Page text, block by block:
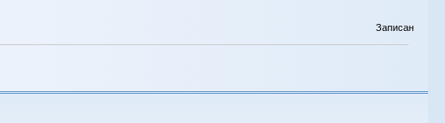
Записан